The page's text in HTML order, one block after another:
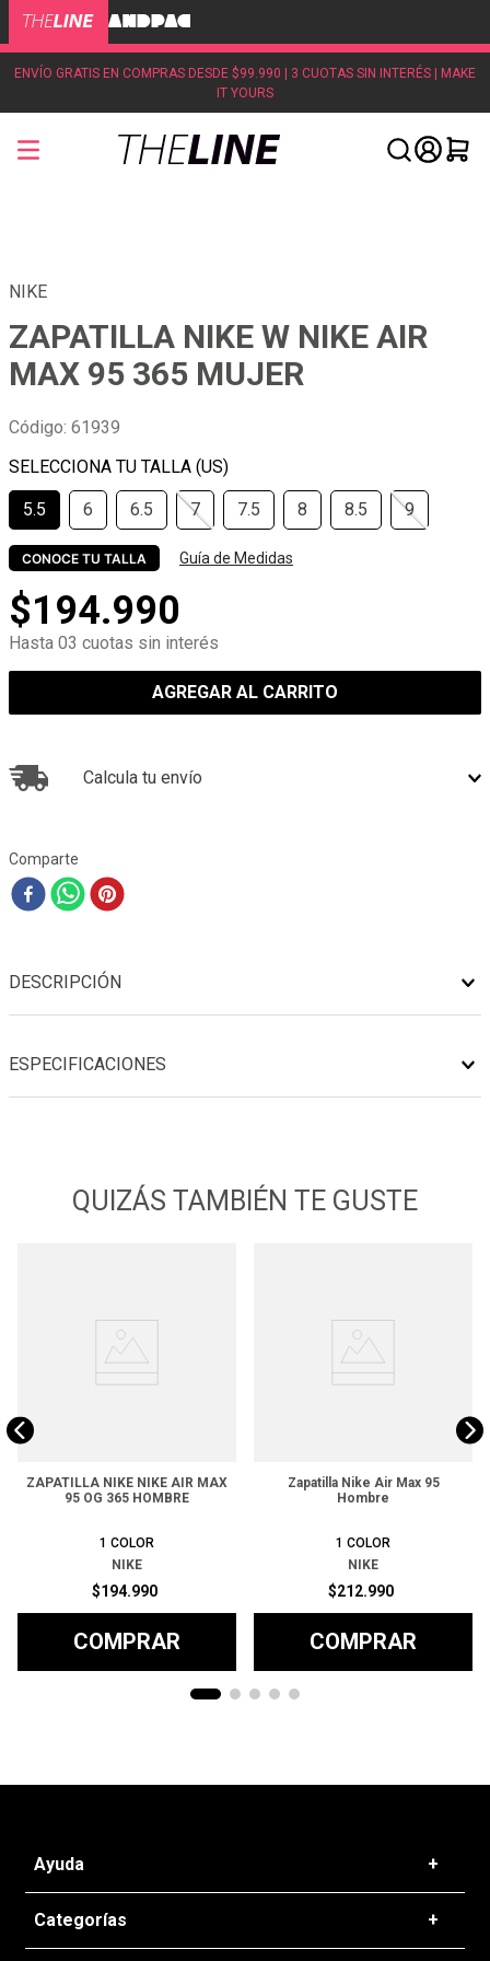
ENVÍO GRATIS EN COMPRAS DESDE $99.990 | 3 CUOTAS SIN INTERÉS | MAKE
IT YOURS
NIKE
ZAPATILLA NIKE W NIKE AIR
MAX 95 365 MUJER
Código: 61939
5.5 6 6.5 7 7.5 8 8.5 9
CONOCE TU TALLA Guía de Medidas
$194.990
Hasta 03 cuotas sin interés
AGREGAR AL CARRITO
Calcula tu envío
Comparte
DESCRIPCIÓN
ESPECIFICACIONES
QUIZÁS TAMBIÉN TE GUSTE
ZAPATILLA NIKE NIKE AIR MAX
95 OG 365 HOMBRE
1 COLOR
NIKE
$194.990
COMPRAR
Zapatilla Nike Air Max 95
Hombre
1 COLOR
NIKE
$212.990
COMPRAR
Ayuda +
Preguntas frecuentes
T&C - Políticas de Envío
Categorías +